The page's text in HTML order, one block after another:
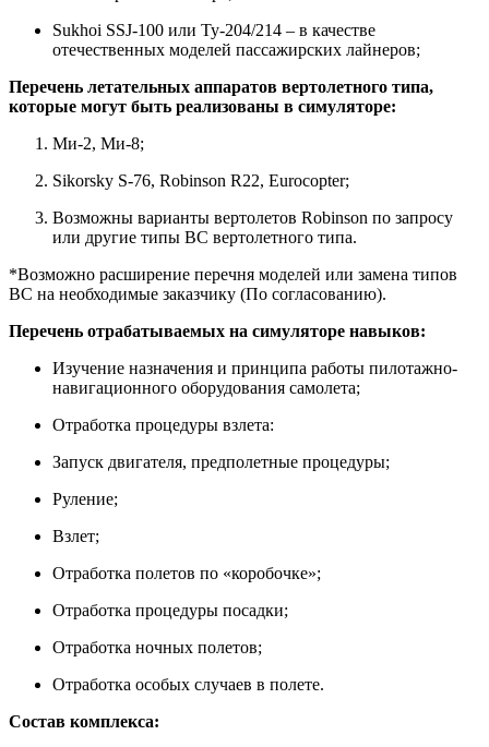
Sukhoi SSJ-100 или Ту-204/214 – в качестве
отечественных моделей пассажирских лайнеров;
Перечень летательных аппаратов вертолетного типа,
которые могут быть реализованы в симуляторе:
Ми-2, Ми-8;
Sikorsky S-76, Robinson R22, Eurocopter;
Возможны варианты вертолетов Robinson по запросу
или другие типы ВС вертолетного типа.
*Возможно расширение перечня моделей или замена типов
ВС на необходимые заказчику (По согласованию).
Перечень отрабатываемых на симуляторе навыков:
Изучение назначения и принципа работы пилотажно-
навигационного оборудования самолета;
Отработка процедуры взлета:
Запуск двигателя, предполетные процедуры;
Руление;
Взлет;
Отработка полетов по «коробочке»;
Отработка процедуры посадки;
Отработка ночных полетов;
Отработка особых случаев в полете.
Состав комплекса: